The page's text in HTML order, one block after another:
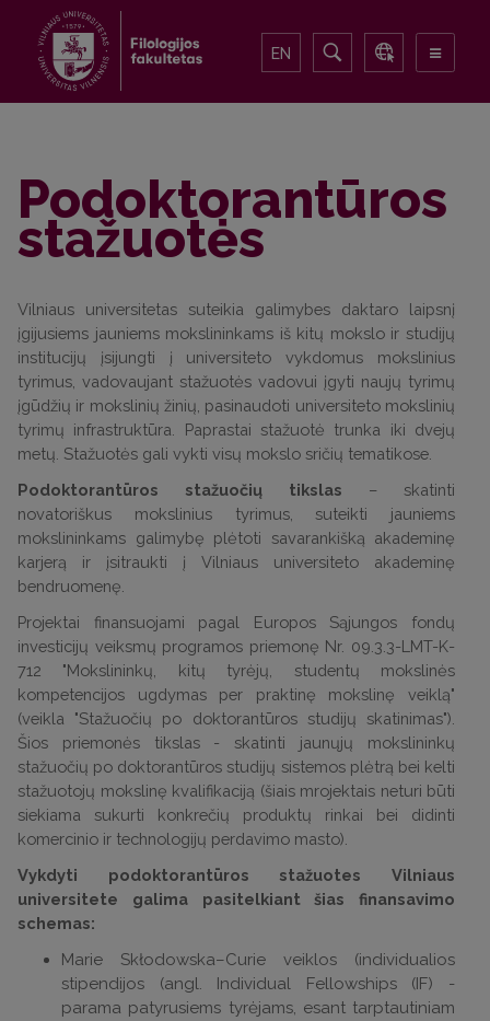
EN
Podoktorantūros
stažuotės
Vilniaus universitetas suteikia galimybes daktaro laipsnį
įgijusiems jauniems mokslininkams iš kitų mokslo ir studijų
institucijų įsijungti į universiteto vykdomus mokslinius
tyrimus, vadovaujant stažuotės vadovui įgyti naujų tyrimų
įgūdžių ir mokslinių žinių, pasinaudoti universiteto mokslinių
tyrimų infrastruktūra. Paprastai stažuotė trunka iki dvejų
metų. Stažuotės gali vykti visų mokslo sričių tematikose.
Podoktorantūros stažuočių tikslas – skatinti
novatoriškus mokslinius tyrimus, suteikti jauniems
mokslininkams galimybę plėtoti savarankišką akademinę
karjerą ir įsitraukti į Vilniaus universiteto akademinę
bendruomenę.
Projektai finansuojami pagal Europos Sąjungos fondų
investicijų veiksmų programos priemonę Nr. 09.3.3-LMT-K-
712 "Mokslininkų, kitų tyrėjų, studentų mokslinės
kompetencijos ugdymas per praktinę mokslinę veiklą"
(veikla "Stažuočių po doktorantūros studijų skatinimas").
Šios priemonės tikslas - skatinti jaunųjų mokslininkų
stažuočių po doktorantūros studijų sistemos plėtrą bei kelti
stažuotojų mokslinę kvalifikaciją (šiais mrojektais neturi būti
siekiama sukurti konkrečių produktų rinkai bei didinti
komercinio ir technologijų perdavimo masto).
Vykdyti podoktorantūros stažuotes Vilniaus
universitete galima pasitelkiant šias finansavimo
schemas:
Marie Skłodowska–Curie veiklos (individualios
stipendijos (angl. Individual Fellowships (IF) -
parama patyrusiems tyrėjams, esant tarptautiniam